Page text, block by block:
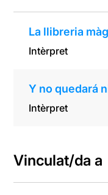
La llibreria
Intèrpret
Y no quedará
Intèrpret
Vinculat/da a